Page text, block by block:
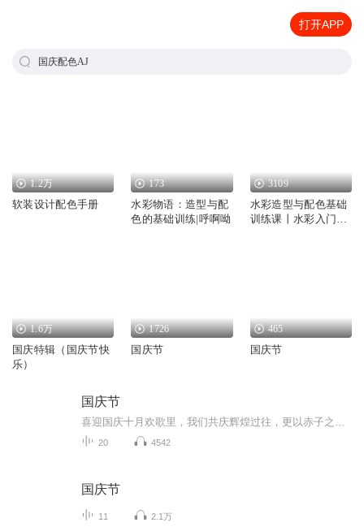
打开APP
国庆配色AJ
1.2万
软装设计配色手册
173
水彩物语：造型与配
色的基础训练|呼啊呦
3109
水彩造型与配色基础
训练课丨水彩入门视
1.6万
国庆特辑（国庆节快
乐）
1726
国庆节
465
国庆节
国庆节
20 4542
国庆节
11 2.1万